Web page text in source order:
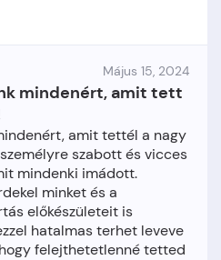
Május 15, 2024
mindenért, amit tett
amit tettél a nagy
szabott és vicces
mindenki imádott.
minket és a
előkészületeit is
hatalmas terhet leveve
felejthetetlenné tetted